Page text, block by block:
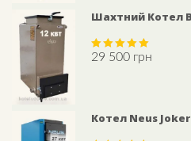
Шахтний Котел
Rated5.00
29 500 грн
Котел Neus